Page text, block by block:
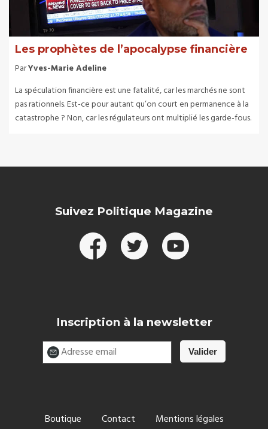
Les prophètes de l’apocalypse financière
ParYves-Marie Adeline
La spéculation financière est une fatalité, car les marchés ne sont
pas rationnels. Est-ce pour autant qu’on court en permanence à la
catastrophe ? Non, car les régulateurs ont multiplié les garde-fous.
Suivez Politique Magazine
Inscription à la newsletter
Boutique Contact
Mentions légales